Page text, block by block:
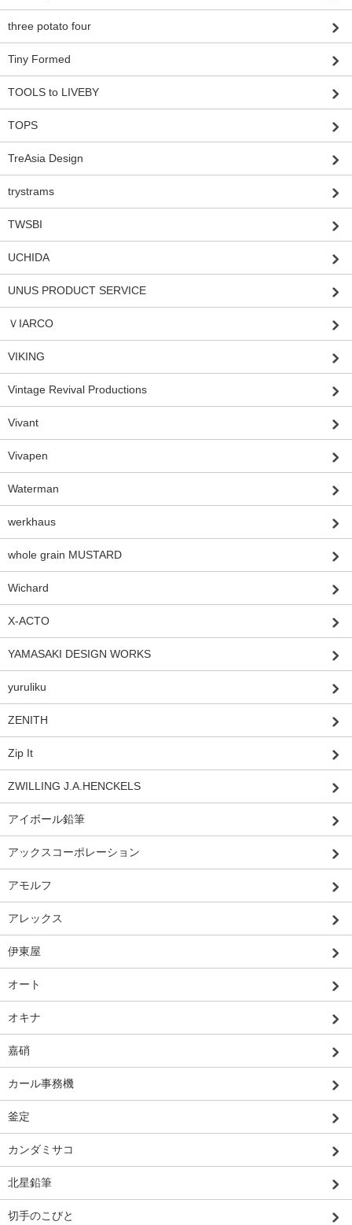
three potato four
Tiny Formed
TOOLS to LIVEBY
TOPS
TreAsia Design
trystrams
TWSBI
UCHIDA
UNUS PRODUCT SERVICE
ＶIARCO
VIKING
Vintage Revival Productions
Vivant
Vivapen
Waterman
werkhaus
whole grain MUSTARD
Wichard
X-ACTO
YAMASAKI DESIGN WORKS
yuruliku
ZENITH
Zip It
ZWILLING J.A.HENCKELS
アイボール鉛筆
アックスコーポレーション
アモルフ
アレックス
伊東屋
オート
オキナ
嘉硝
カール事務機
釜定
カンダミサコ
北星鉛筆
切手のこびと